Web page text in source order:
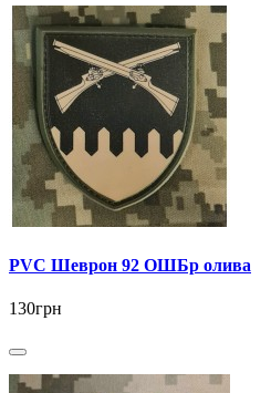
PVC Шеврон 92 ОШБр олива
130грн